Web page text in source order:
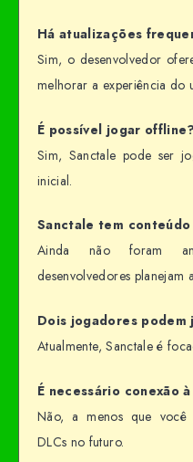
Há atualizações
Sim, o desenvolvedor
melhorar a experiência do
É possível jogar
Sim, Sanctale pode ser
inicial.
Sanctale tem conteúdo
Ainda não foram
desenvolvedores planejam
Dois jogadores podem
Atualmente, Sanctale é
É necessário conexão
Não, a menos que você
DLCs no futuro.